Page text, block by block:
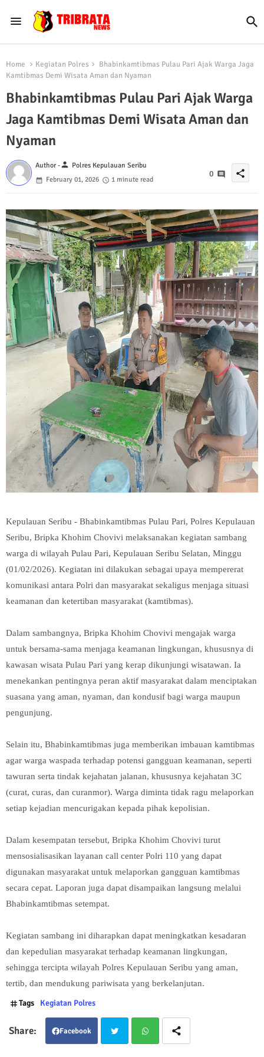
Home Kegiatan Polres
Bhabinkamtibmas Pulau Pari Ajak Warga Jaga
Kamtibmas Demi Wisata Aman dan Nyaman
Bhabinkamtibmas Pulau Pari Ajak Warga
Jaga Kamtibmas Demi Wisata Aman dan
Nyaman
Author -person Polres Kepulauan Seribu
February 01, 2026
1 minute read
0 share
Kepulauan Seribu - Bhabinkamtibmas Pulau Pari, Polres Kepulauan
Seribu, Bripka Khohim Chovivi melaksanakan kegiatan sambang
warga di wilayah Pulau Pari, Kepulauan Seribu Selatan, Minggu
(01/02/2026). Kegiatan ini dilakukan sebagai upaya mempererat
komunikasi antara Polri dan masyarakat sekaligus menjaga situasi
keamanan dan ketertiban masyarakat (kamtibmas).
Dalam sambangnya, Bripka Khohim Chovivi mengajak warga
untuk bersama-sama menjaga keamanan lingkungan, khususnya di
kawasan wisata Pulau Pari yang kerap dikunjungi wisatawan. Ia
menekankan pentingnya peran aktif masyarakat dalam menciptakan
suasana yang aman, nyaman, dan kondusif bagi warga maupun
pengunjung.
Selain itu, Bhabinkamtibmas juga memberikan imbauan kamtibmas
agar warga waspada terhadap potensi gangguan keamanan, seperti
tawuran serta tindak kejahatan jalanan, khususnya kejahatan 3C
(curat, curas, dan curanmor). Warga diminta tidak ragu melaporkan
setiap kejadian mencurigakan kepada pihak kepolisian.
Dalam kesempatan tersebut, Bripka Khohim Chovivi turut
mensosialisasikan layanan call center Polri 110 yang dapat
digunakan masyarakat untuk melaporkan gangguan kamtibmas
secara cepat. Laporan juga dapat disampaikan langsung melalui
Bhabinkamtibmas setempat.
Kegiatan sambang ini diharapkan dapat meningkatkan kesadaran
dan kepedulian masyarakat terhadap keamanan lingkungan,
sehingga tercipta wilayah Polres Kepulauan Seribu yang aman,
tertib, dan mendukung pariwisata yang berkelanjutan.
Tags Kegiatan Polres
Facebook